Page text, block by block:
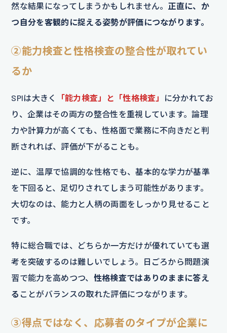
然な結果になってしまうかもしれません。 正直に、か
つ自分を客観的に捉える姿勢が評価につながります。
②能力検査と性格検査の整合性が取れてい
るか
SPIは大きく 「能力検査」と「性格検査」
に分かれてお
り、企業はその両方の整合性を重視しています。論理
力や計算力が高くても、性格面で業務に不向きだと判
断されれば、評価が下がることも。
逆に、温厚で協調的な性格でも、基本的な学力が基準
を下回ると、足切りされてしまう可能性があります。
大切なのは、能力と人柄の両面をしっかり見せること
です。
特に総合職では、どちらか一方だけが優れていても選
考を突破するのは難しいでしょう。日ごろから問題演
習で能力を高めつつ、 性格検査ではありのままに答え
る ことがバランスの取れた評価につながります。
③得点ではなく、応募者のタイプが企業に